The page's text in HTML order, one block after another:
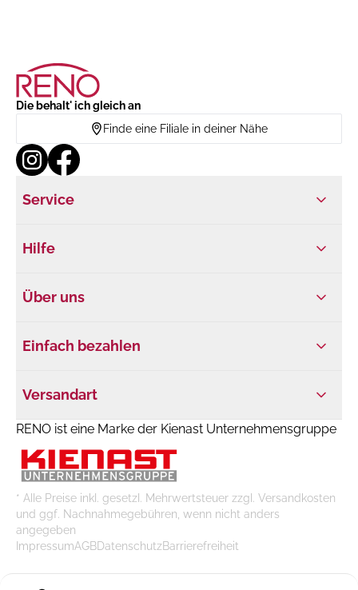
Die behalt' ich gleich an
Finde eine Filiale in deiner Nähe
Service
Hilfe
Über uns
Einfach bezahlen
Versandart
RENO ist eine Marke der Kienast Unternehmensgruppe
* Alle Preise inkl. gesetzl. Mehrwertsteuer zzgl. Versandkosten
und ggf. Nachnahmegebühren, wenn nicht anders
angegeben
ImpressumAGBDatenschutzBarrierefreiheit